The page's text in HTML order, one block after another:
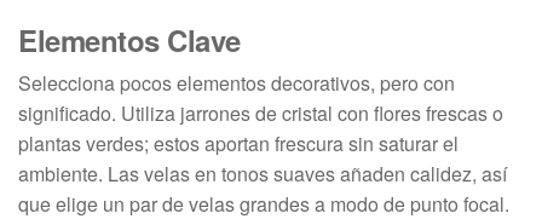
Elementos Clave
Selecciona pocos elementos decorativos, pero con
significado. Utiliza jarrones de cristal con flores frescas o
plantas verdes; estos aportan frescura sin saturar el
ambiente. Las velas en tonos suaves añaden calidez, así
que elige un par de velas grandes a modo de punto focal.